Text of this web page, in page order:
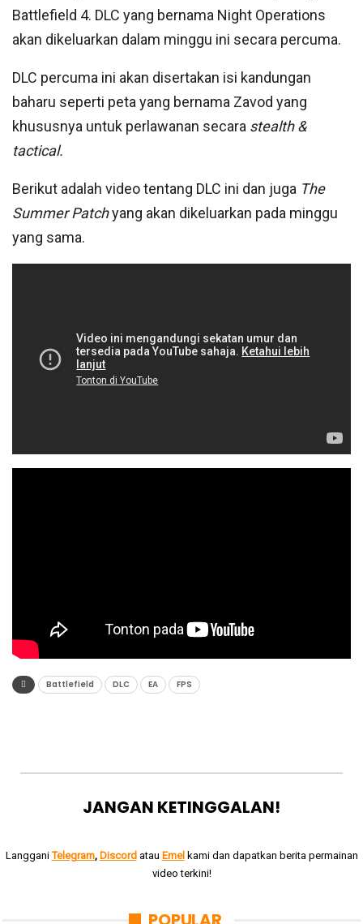
Battlefield 4. DLC yang bernama Night Operations
akan dikeluarkan dalam minggu ini secara percuma.
DLC percuma ini akan disertakan isi kandungan
baharu seperti peta yang bernama Zavod yang
khususnya untuk perlawanan secara stealth &
tactical.
Berikut adalah video tentang DLC ini dan juga The
Summer Patchyang akan dikeluarkan pada minggu
yang sama.
Battlefield DLC EA FPS
JANGAN KETINGGALAN!
LangganiTelegram, Discordatau Emel kami dan dapatkan berita permainan
video terkini!